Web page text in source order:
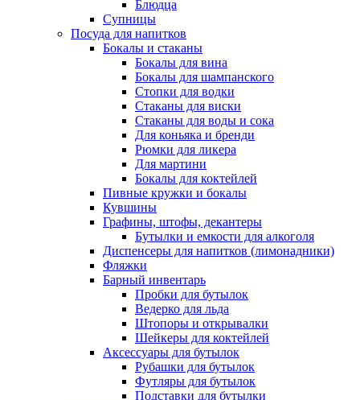
Блюдца
Супницы
Посуда для напитков
Бокалы и стаканы
Бокалы для вина
Бокалы для шампанского
Стопки для водки
Стаканы для виски
Стаканы для воды и сока
Для коньяка и бренди
Рюмки для ликера
Для мартини
Бокалы для коктейлей
Пивные кружки и бокалы
Кувшины
Графины, штофы, декантеры
Бутылки и емкости для алкоголя
Диспенсеры для напитков (лимонадники)
Фляжки
Барный инвентарь
Пробки для бутылок
Ведерко для льда
Штопоры и открывалки
Шейкеры для коктейлей
Аксессуары для бутылок
Рубашки для бутылок
Футляры для бутылок
Подставки для бутылки